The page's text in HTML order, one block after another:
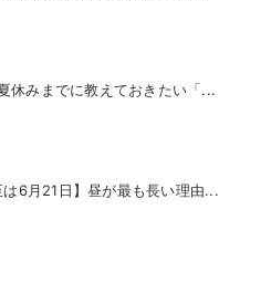
休みまでに教えておきたい「...
は6月21日】昼が最も長い理由...